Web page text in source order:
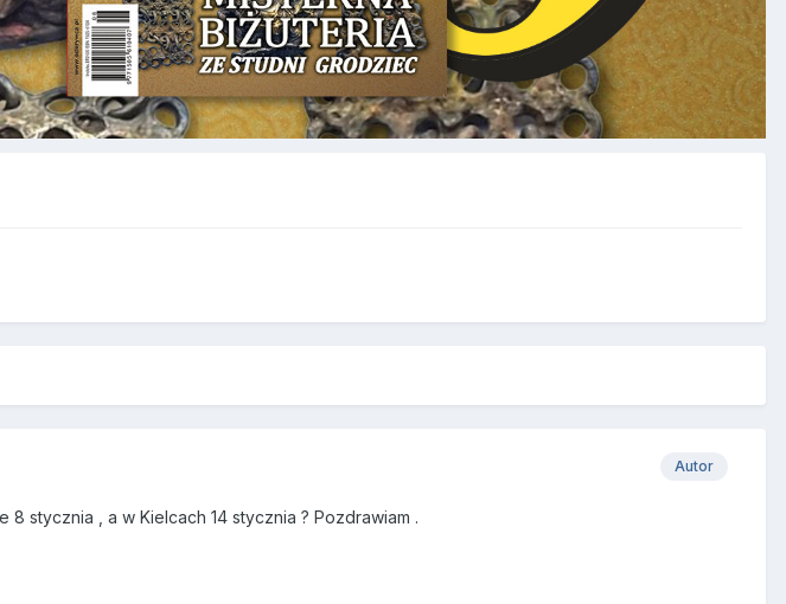
Autor
stycznia , a w Kielcach 14 stycznia ? Pozdrawiam .